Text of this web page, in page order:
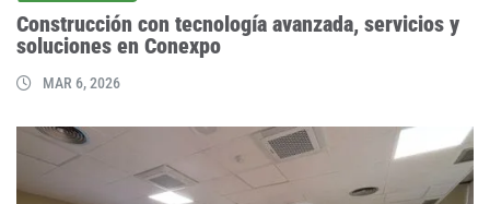
Construcción con tecnología avanzada, servicios y
soluciones en Conexpo
MAR 6, 2026